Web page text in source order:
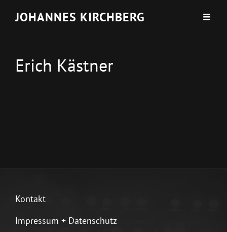
JOHANNES KIRCHBERG
Erich Kästner
Kontakt
Impressum + Datenschutz